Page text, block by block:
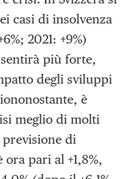
casi di insolvenza
2021: +9%)
sentirà più forte,
degli sviluppi
è
meglio di molti
di
pari al +1,8%,